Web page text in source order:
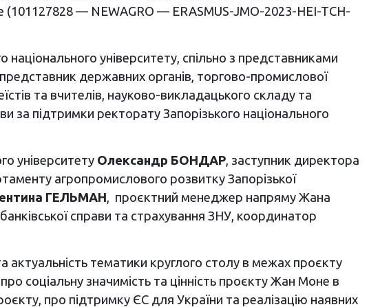
— NEWAGRO — ERASMUS-JMO-2023-HEI-TCH-
університету, спільно з представниками
представник державних органів, торгово-промислової
та вчителів, науково-викладацького складу та
за підтримки ректорату Запорізького національного
університету Олександр БОНДАР, заступник директора
агропромислового розвитку Запорізької
ГЕЛЬМАН , проєктний менеджер напряму Жана
справи та страхування ЗНУ, координатор
актуальність тематики круглого столу в межах проєкту
соціальну значимість та цінність проєкту Жан Моне в
про підтримку ЄС для України та реалізацію наявних